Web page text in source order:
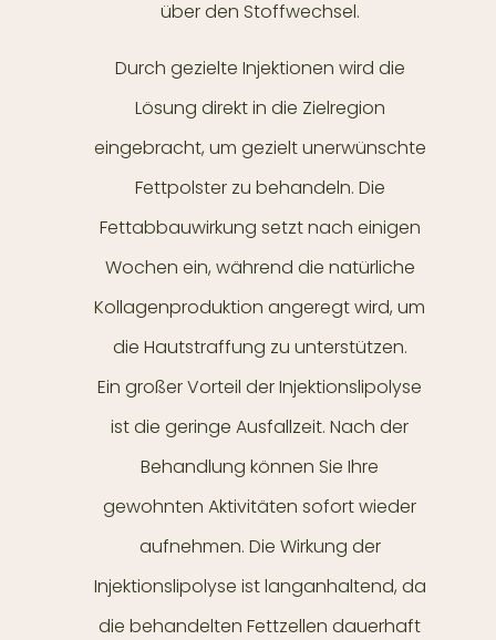
über den Stoffwechsel.
Durch gezielte Injektionen wird die
Lösung direkt in die Zielregion
eingebracht, um gezielt unerwünschte
Fettpolster zu behandeln. Die
Fettabbauwirkung setzt nach einigen
Wochen ein, während die natürliche
Kollagenproduktion angeregt wird, um
die Hautstraffung zu unterstützen.
Ein großer Vorteil der Injektionslipolyse
ist die geringe Ausfallzeit. Nach der
Behandlung können Sie Ihre
gewohnten Aktivitäten sofort wieder
aufnehmen. Die Wirkung der
Injektionslipolyse ist langanhaltend, da
die behandelten Fettzellen dauerhaft